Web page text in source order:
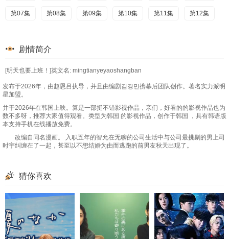
第07集 第08集 第09集 第10集 第11集 第12集
剧情简介
[明天也要上班！]英文名: mingtianyeyaoshangban
发布于2026年，由赵恩吕执导，并且由编剧김경민携幕后团队创作。著名实力派明
星加盟。
并于2026年在韩国上映。算是一部挺不错影视作品，亲们，好看的的影视作品也为
数不多呀，推荐大家值得观看。类型为韩国 的影视作品，创作于韩国 ，具有韩语版
本支持手机在线播放免费。
改编自同名漫画。 入职五年的智允在无聊的公司生活中与公司最挑剔的男上司
时宇纠缠在了一起，甚至以不想结婚为由而逃跑的前男友秋天出现了。
猜你喜欢